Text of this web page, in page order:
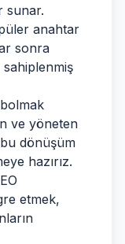
sunar.
anahtar
sonra
ve yöneten
dönüşüm
hazırız.
etmek,